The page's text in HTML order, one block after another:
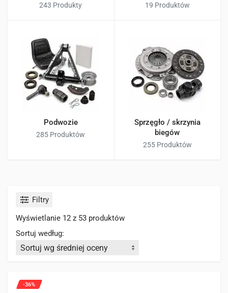
243 Produkty 19 Produktów
Podwozie
285 Produktów
Sprzęgło / skrzynia
biegów
255 Produktów
Filtry
Wyświetlanie 12 z 53 produktów
Sortuj według:
-36%